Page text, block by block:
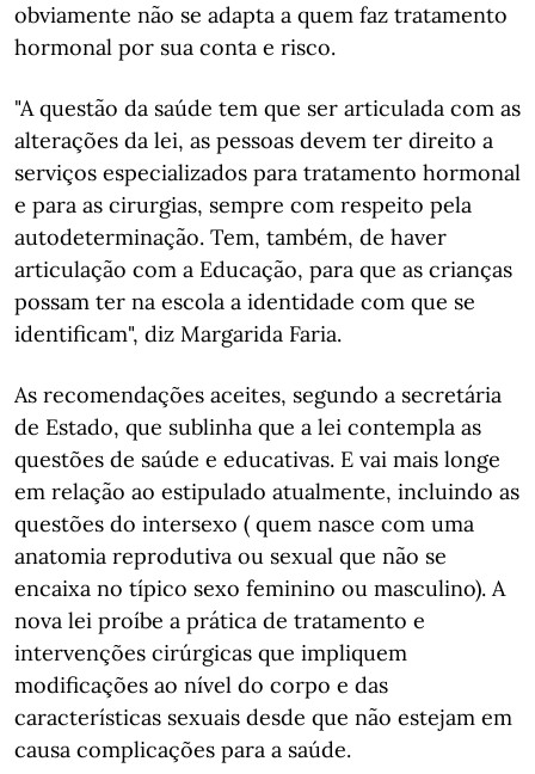
obviamente não se adapta a quem faz tratamento
hormonal por sua conta e risco.
"A questão da saúde tem que ser articulada com as
alterações da lei, as pessoas devem ter direito a
serviços especializados para tratamento hormonal
e para as cirurgias, sempre com respeito pela
autodeterminação. Tem, também, de haver
articulação com a Educação, para que as crianças
possam ter na escola a identidade com que se
identificam", diz Margarida Faria.
As recomendações aceites, segundo a secretária
de Estado, que sublinha que a lei contempla as
questões de saúde e educativas. E vai mais longe
em relação ao estipulado atualmente, incluindo as
questões do intersexo ( quem nasce com uma
anatomia reprodutiva ou sexual que não se
encaixa no típico sexo feminino ou masculino). A
nova lei proíbe a prática de tratamento e
intervenções cirúrgicas que impliquem
modificações ao nível do corpo e das
características sexuais desde que não estejam em
causa complicações para a saúde.